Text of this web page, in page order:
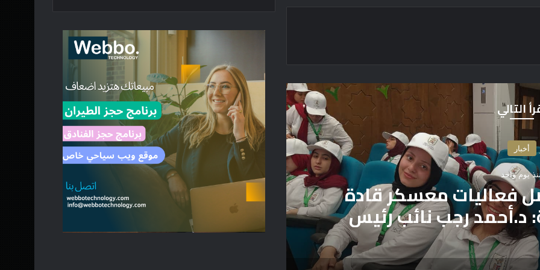
التالي
أخبار
يوم واحد
المستقبل”.. جامعة
المركزي للتنظيم
الجدارات والوظيفة
وزير التعليم العالي والقائم
يترأس اجتماع اللجنة